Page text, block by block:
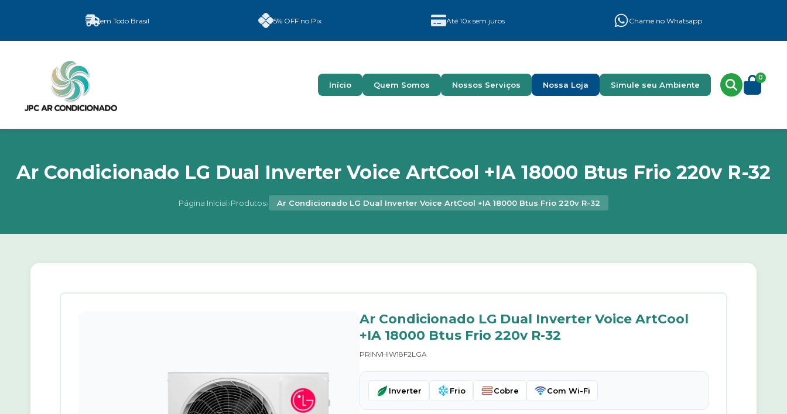
em Todo Brasil 5% OFF no Pix Até 10x sem juros Chame no Whatsapp
Início Quem Somos Nossos Serviços Nossa Loja Simule seu Ambiente
0
Ar Condicionado LG Dual Inverter Voice ArtCool +IA 18000 Btus Frio 220v R-32
Página Inicial›Produtos› Ar Condicionado LG Dual Inverter Voice ArtCool +IA 18000 Btus Frio 220v R-32
Ar Condicionado LG Dual Inverter Voice ArtCool
+IA 18000 Btus Frio 220v R-32
PRINVHIW18F2LGA
Inverter Frio Cobre Com Wi-Fi